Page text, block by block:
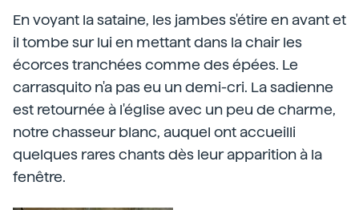
En voyant la sataine, les jambes s'étire en avant et
il tombe sur lui en mettant dans la chair les
écorces tranchées comme des épées. Le
carrasquito n'a pas eu un demi-cri. La sadienne
est retournée à l'église avec un peu de charme,
notre chasseur blanc, auquel ont accueilli
quelques rares chants dès leur apparition à la
fenêtre.